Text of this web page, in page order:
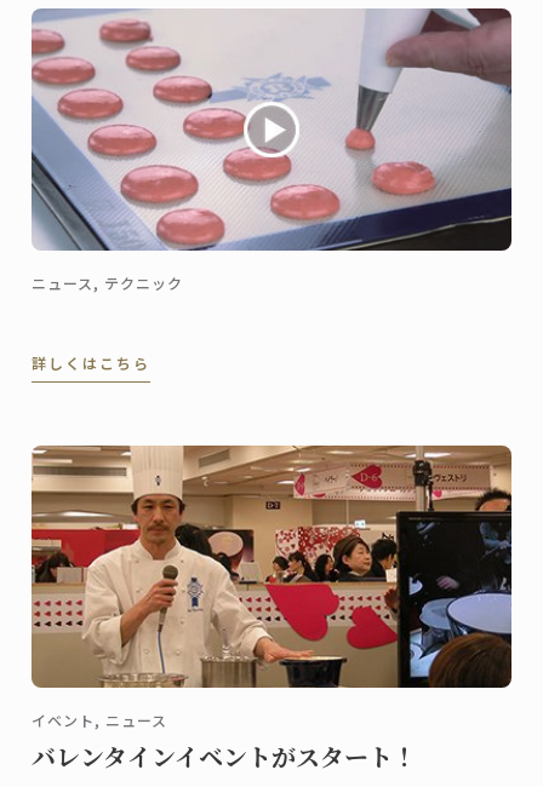
ニュース, テクニック
詳しくはこちら
イベント, ニュース
バレンタインイベントがスタート！